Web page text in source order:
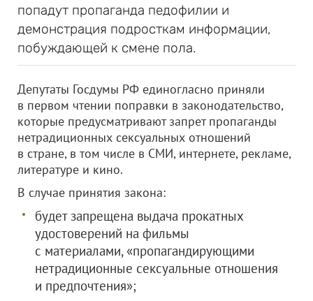
попадут пропаганда педофилии и
демонстрация подросткам информации,
побуждающей к смене пола.
Депутаты Госдумы РФ единогласно приняли
в первом чтении поправки в законодательство,
которые предусматривают запрет пропаганды
нетрадиционных сексуальных отношений
в стране, в том числе в СМИ, интернете, рекламе,
литературе и кино.
В случае принятия закона:
будет запрещена выдача прокатных
удостоверений на фильмы
с материалами, «пропагандирующими
нетрадиционные сексуальные отношения
и предпочтения»;